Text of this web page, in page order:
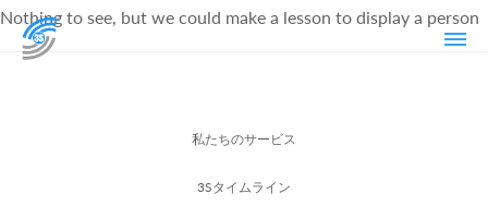
Nothing to see, but we could make a lesson to display a person
私たちのサービス
3Sタイムライン